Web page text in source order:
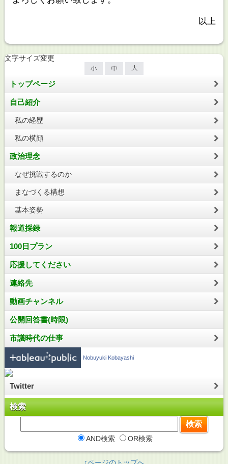
以上
文字サイズ変更
トップページ
自己紹介
私の経歴
私の横顔
政治理念
なぜ挑戦するのか
まなづくる構想
基本姿勢
報道採録
100日プラン
応援してください
連絡先
動画チャンネル
公開回答書(時限)
市議時代の仕事
Nobuyuki Kobayashi
Twitter
検索
AND検索 OR検索